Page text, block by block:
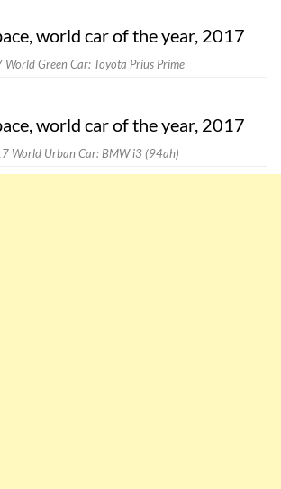
Green Car: Toyota Prius Prime
World Urban Car: BMW i3 (94ah)